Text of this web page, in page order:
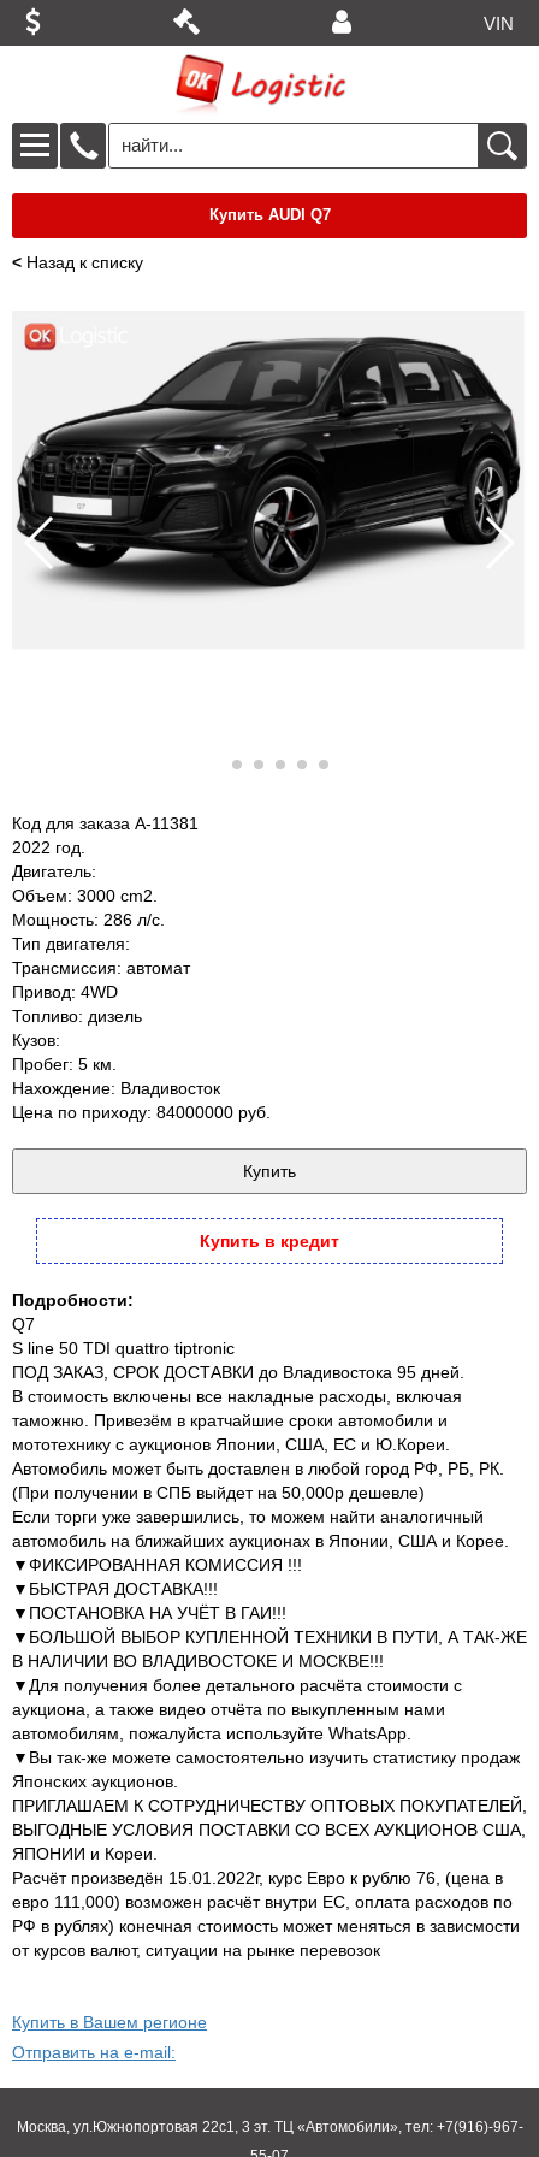
VIN
Купить AUDI Q7
< Назад к списку
Код для заказа A-11381
2022 год.
Двигатель:
Объем: 3000 cm2.
Мощность: 286 л/с.
Тип двигателя:
Трансмиссия: автомат
Привод: 4WD
Топливо: дизель
Кузов:
Пробег: 5 км.
Нахождение: Владивосток
Цена по приходу: 84000000 руб.
Купить в кредит
Подробности:
Q7
S line 50 TDI quattro tiptronic
ПОД ЗАКАЗ, СРОК ДОСТАВКИ до Владивостока 95 дней.
В стоимость включены все накладные расходы, включая
таможню. Привезём в кратчайшие сроки автомобили и
мототехнику с аукционов Японии, США, ЕС и Ю.Кореи.
Автомобиль может быть доставлен в любой город РФ, РБ, РК.
(При получении в СПБ выйдет на 50,000р дешевле)
Если торги уже завершились, то можем найти аналогичный
автомобиль на ближайших аукционах в Японии, США и Корее.
▼ФИКСИРОВАННАЯ КОМИССИЯ !!!
▼БЫСТРАЯ ДОСТАВКА!!!
▼ПОСТАНОВКА НА УЧЁТ В ГАИ!!!
▼БОЛЬШОЙ ВЫБОР КУПЛЕННОЙ ТЕХНИКИ В ПУТИ, А ТАК-ЖЕ
В НАЛИЧИИ ВО ВЛАДИВОСТОКЕ И МОСКВЕ!!!
▼Для получения более детального расчёта стоимости с
аукциона, а также видео отчёта по выкупленным нами
автомобилям, пожалуйста используйте WhatsApp.
▼Вы так-же можете самостоятельно изучить статистику продаж
Японских аукционов.
ПРИГЛАШАЕМ К СОТРУДНИЧЕСТВУ ОПТОВЫХ ПОКУПАТЕЛЕЙ,
ВЫГОДНЫЕ УСЛОВИЯ ПОСТАВКИ СО ВСЕХ АУКЦИОНОВ США,
ЯПОНИИ и Кореи.
Расчёт произведён 15.01.2022г, курс Евро к рублю 76, (цена в
евро 111,000) возможен расчёт внутри ЕС, оплата расходов по
РФ в рублях) конечная стоимость может меняться в зависмости
от курсов валют, ситуации на рынке перевозок
Купить в Вашем регионе
Отправить на e-mail:
Москва, ул.Южнопортовая 22с1, 3 эт. ТЦ «Автомобили», тел: +7(916)-967-